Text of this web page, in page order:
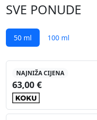
SVE PONUDE
50 ml 100 ml
NAJNIŽA CIJENA
63,00 €